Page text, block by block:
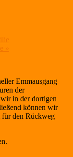
»
Emmausgang
der
in der dortigen
können wir
für den Rückweg